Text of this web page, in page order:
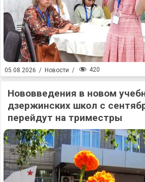
05.08.2026 / Новости / 420
Нововведения в новом
дзержинских школ с
перейдут на триместры